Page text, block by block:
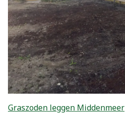
Graszoden leggen Middenmeer